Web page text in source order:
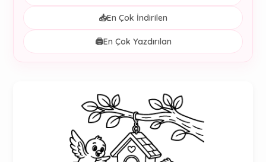
📥En Çok İndirilen
🖨️En Çok Yazdırılan